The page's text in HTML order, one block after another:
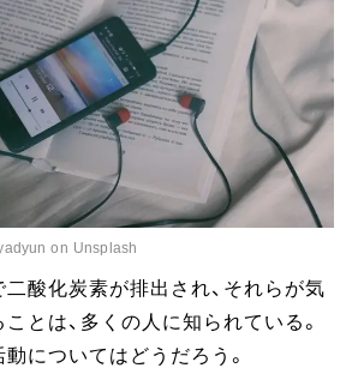
on Unsplash
酸化炭素が排出され、それらが気
とは、多くの人に知られている。
についてはどうだろう。